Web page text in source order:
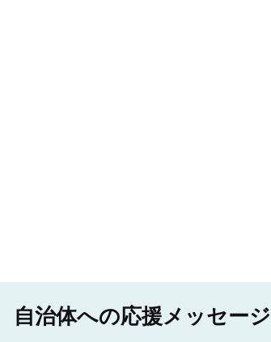
自治体への応援メッセージ